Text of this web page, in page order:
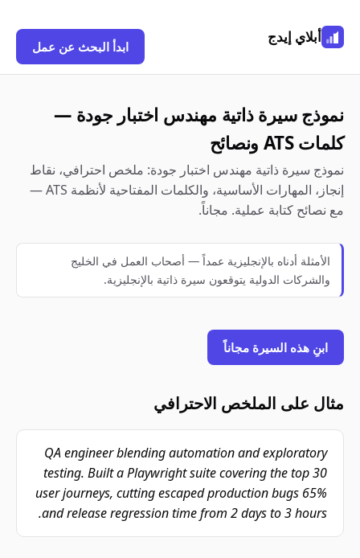
أبلاي إيدج
ابدأ البحث عن عمل
نموذج سيرة ذاتية مهندس اختبار جودة —
كلمات ATS ونصائح
نموذج سيرة ذاتية مهندس اختبار جودة: ملخص احترافي، نقاط
إنجاز، المهارات الأساسية، والكلمات المفتاحية لأنظمة ATS —
مع نصائح كتابة عملية. مجاناً.
الأمثلة أدناه بالإنجليزية عمداً — أصحاب العمل في الخليج
والشركات الدولية يتوقعون سيرة ذاتية بالإنجليزية.
ابنِ هذه السيرة مجاناً
مثال على الملخص الاحترافي
QA engineer blending automation and exploratory
testing. Built a Playwright suite covering the top 30
user journeys, cutting escaped production bugs 65%
and release regression time from 2 days to 3 hours.